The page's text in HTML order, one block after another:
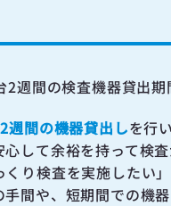
2週間の検査機器貸出期
週間の機器貸出しを行
して余裕を持って検
り検査を実施したい
間や、短期間での機